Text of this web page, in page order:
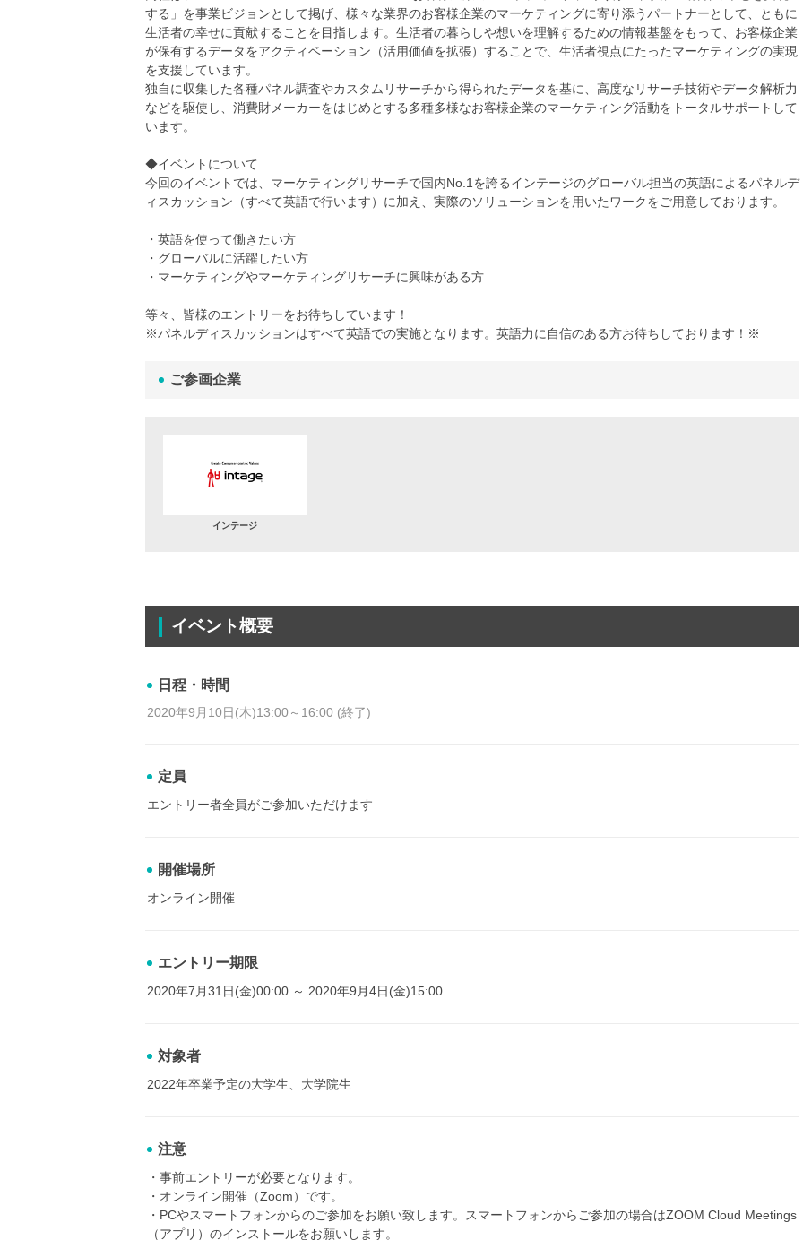
する」を事業ビジョンとして掲げ、様々な業界のお客様企業のマーケティングに寄り添うパートナーとして、ともに
生活者の幸せに貢献することを目指します。生活者の暮らしや想いを理解するための情報基盤をもって、お客様企業
が保有するデータをアクティベーション（活用価値を拡張）することで、生活者視点にたったマーケティングの実現
を支援しています。
独自に収集した各種パネル調査やカスタムリサーチから得られたデータを基に、高度なリサーチ技術やデータ解析力
などを駆使し、消費財メーカーをはじめとする多種多様なお客様企業のマーケティング活動をトータルサポートして
います。
◆イベントについて
今回のイベントでは、マーケティングリサーチで国内No.1を誇るインテージのグローバル担当の英語によるパネルデ
ィスカッション（すべて英語で行います）に加え、実際のソリューションを用いたワークをご用意しております。
・英語を使って働きたい方
・グローバルに活躍したい方
・マーケティングやマーケティングリサーチに興味がある方
等々、皆様のエントリーをお待ちしています！
※パネルディスカッションはすべて英語での実施となります。英語力に自信のある方お待ちしております！※
ご参画企業
インテージ
イベント概要
日程・時間
2020年9月10日(木)13:00～16:00 (終了)
定員
エントリー者全員がご参加いただけます
開催場所
オンライン開催
エントリー期限
2020年7月31日(金)00:00 ～ 2020年9月4日(金)15:00
対象者
2022年卒業予定の大学生、大学院生
注意
・事前エントリーが必要となります。
・オンライン開催（Zoom）です。
・PCやスマートフォンからのご参加をお願い致します。スマートフォンからご参加の場合はZOOM Cloud Meetings
（アプリ）のインストールをお願いします。